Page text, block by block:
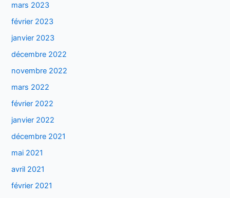
mars 2023
février 2023
janvier 2023
décembre 2022
novembre 2022
mars 2022
février 2022
janvier 2022
décembre 2021
mai 2021
avril 2021
février 2021